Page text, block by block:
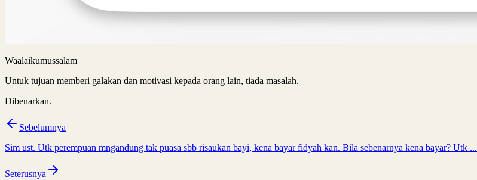
Waalaikumussalam
Untuk tujuan memberi galakan dan motivasi kepada orang lain, tiada masalah.
Dibenarkan.
Sebelumnya
Sim ust. Utk perempuan mngandung tak puasa sbb risaukan bayi, kena bayar fidyah kan. Bila sebenarnya kena bayar? Utk ...
Seterusnya